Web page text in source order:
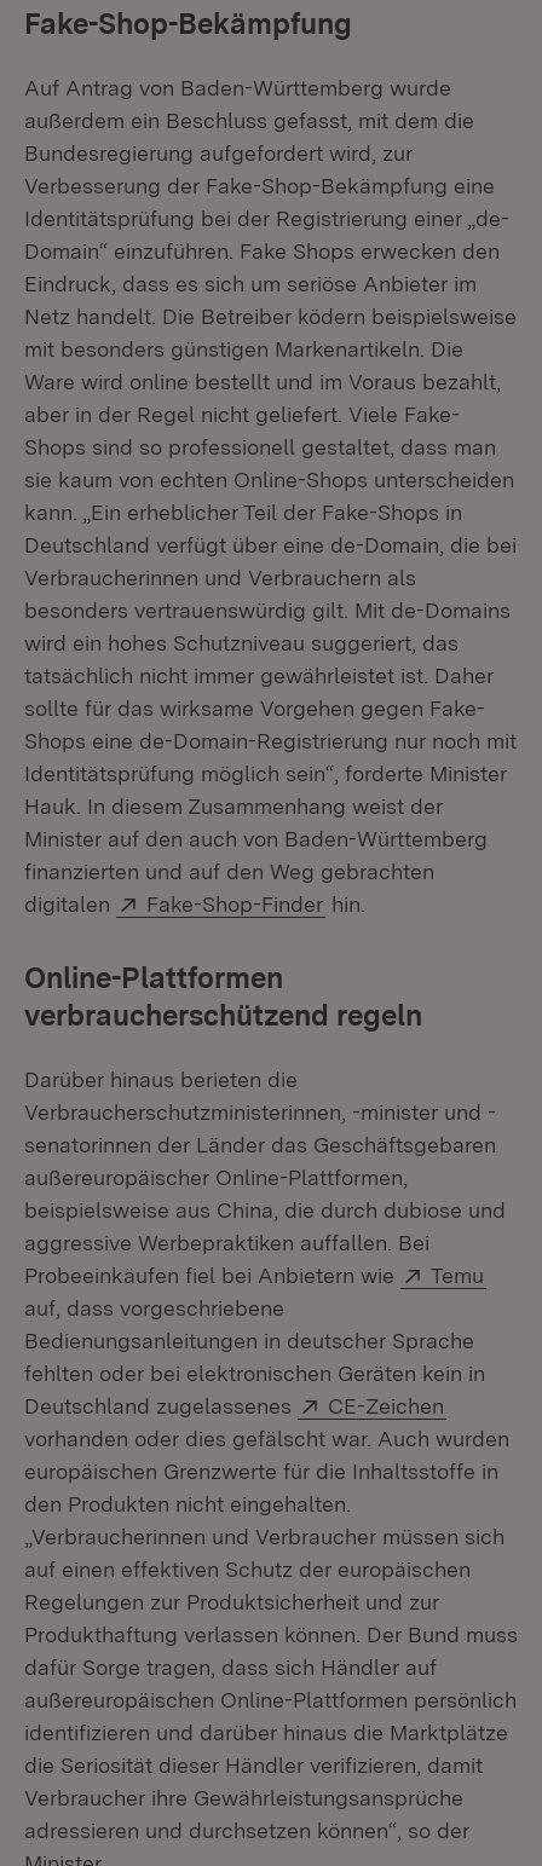
Fake-Shop-Bekämpfung
Auf Antrag von Baden-Württemberg wurde
außerdem ein Beschluss gefasst, mit dem die
Bundesregierung aufgefordert wird, zur
Verbesserung der Fake-Shop-Bekämpfung eine
Identitätsprüfung bei der Registrierung einer „de-
Domain“ einzuführen. Fake Shops erwecken den
Eindruck, dass es sich um seriöse Anbieter im
Netz handelt. Die Betreiber ködern beispielsweise
mit besonders günstigen Markenartikeln. Die
Ware wird online bestellt und im Voraus bezahlt,
aber in der Regel nicht geliefert. Viele Fake-
Shops sind so professionell gestaltet, dass man
sie kaum von echten Online-Shops unterscheiden
kann. „Ein erheblicher Teil der Fake-Shops in
Deutschland verfügt über eine de-Domain, die bei
Verbraucherinnen und Verbrauchern als
besonders vertrauenswürdig gilt. Mit de-Domains
wird ein hohes Schutzniveau suggeriert, das
tatsächlich nicht immer gewährleistet ist. Daher
sollte für das wirksame Vorgehen gegen Fake-
Shops eine de-Domain-Registrierung nur noch mit
Identitätsprüfung möglich sein“, forderte Minister
Hauk. In diesem Zusammenhang weist der
Minister auf den auch von Baden-Württemberg
finanzierten und auf den Weg gebrachten
digitalen
Extern:
Fake-Shop-Finder (Öffnet in neuem
hin.
Online-Plattformen
verbraucherschützend regeln
Darüber hinaus berieten die
Verbraucherschutzministerinnen, -minister und -
senatorinnen der Länder das Geschäftsgebaren
außereuropäischer Online-Plattformen,
beispielsweise aus China, die durch dubiose und
aggressive Werbepraktiken auffallen. Bei
Probeeinkäufen fiel bei Anbietern wie
Extern:
Temu
auf, dass vorgeschriebene
Bedienungsanleitungen in deutscher Sprache
fehlten oder bei elektronischen Geräten kein in
Deutschland zugelassenes
Extern:
CE-Zeichen
vorhanden oder dies gefälscht war. Auch wurden
europäischen Grenzwerte für die Inhaltsstoffe in
den Produkten nicht eingehalten.
„Verbraucherinnen und Verbraucher müssen sich
auf einen effektiven Schutz der europäischen
Regelungen zur Produktsicherheit und zur
Produkthaftung verlassen können. Der Bund muss
dafür Sorge tragen, dass sich Händler auf
außereuropäischen Online-Plattformen persönlich
identifizieren und darüber hinaus die Marktplätze
die Seriosität dieser Händler verifizieren, damit
Verbraucher ihre Gewährleistungsansprüche
adressieren und durchsetzen können“, so der